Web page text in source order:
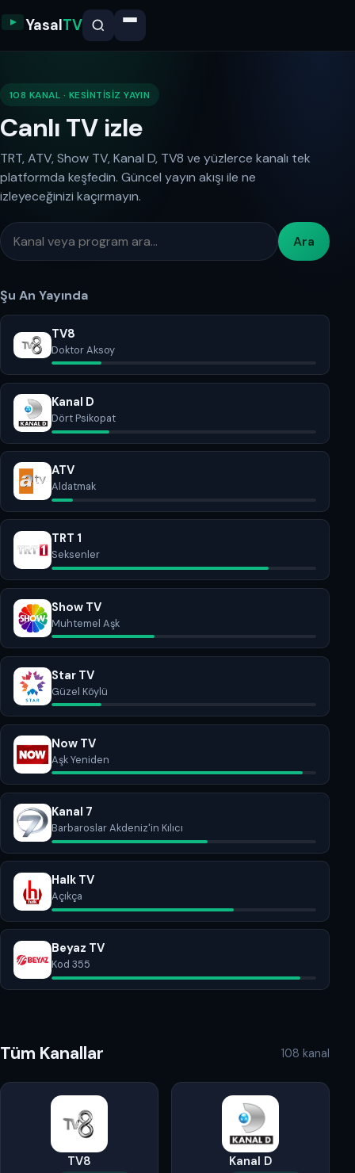
YasalTV
108 KANAL · KESINTISIZ YAYIN
Canlı TV izle
TRT, ATV, Show TV, Kanal D, TV8 ve yüzlerce kanalı tek
platformda keşfedin. Güncel yayın akışı ile ne
izleyeceğinizi kaçırmayın.
Ara
Şu An Yayında
TV8
Doktor Aksoy
Kanal D
Dört Psikopat
ATV
Aldatmak
TRT 1
Seksenler
Show TV
Muhtemel Aşk
Star TV
Güzel Köylü
Now TV
Aşk Yeniden
Kanal 7
Barbaroslar Akdeniz'in Kılıcı
Halk TV
Açıkça
Beyaz TV
Kod 355
Tüm Kanallar 108 kanal
TV8 Kanal D